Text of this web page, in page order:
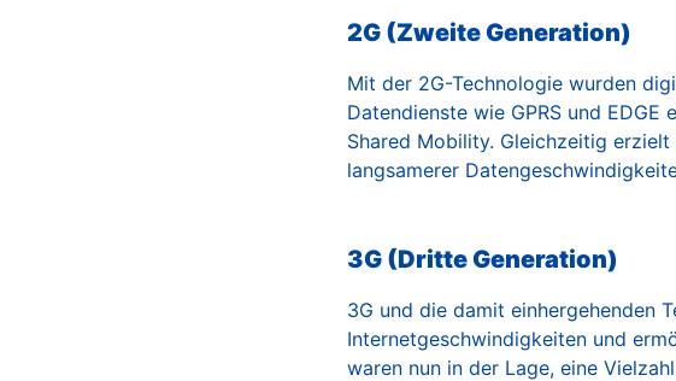
2G (Zweite Generation)
Mit der 2G-Technologie wurden
Datendienste wie GPRS und
Shared Mobility. Gleichzeitig
langsamerer
3G (Dritte Generation)
3G und die damit einhergehenden
Internetgeschwindigkeiten und
waren nun in der Lage, eine